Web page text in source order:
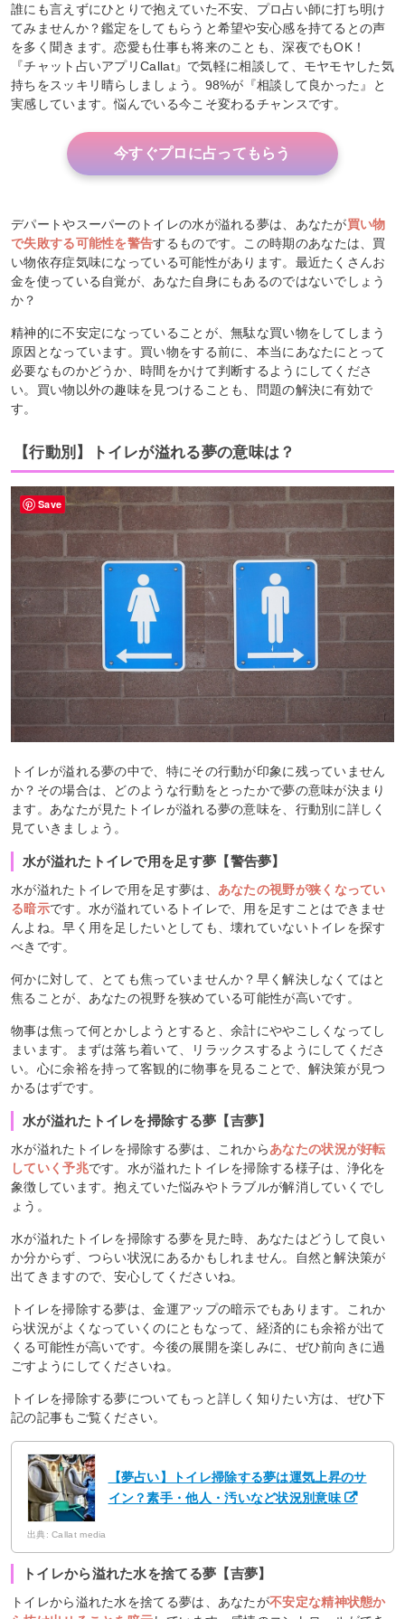
誰にも言えずにひとりで抱えていた不安、プロ占い師に打ち明け
てみませんか？鑑定をしてもらうと希望や安心感を持てるとの声
を多く聞きます。恋愛も仕事も将来のことも、深夜でもOK！
『チャット占いアプリCallat』で気軽に相談して、モヤモヤした気
持ちをスッキリ晴らしましょう。98%が『相談して良かった』と
実感しています。悩んでいる今こそ変わるチャンスです。
今すぐプロに占ってもらう
デパートやスーパーのトイレの水が溢れる夢は、あなたが買い物
で失敗する可能性を警告するものです。この時期のあなたは、買
い物依存症気味になっている可能性があります。最近たくさんお
金を使っている自覚が、あなた自身にもあるのではないでしょう
か？
精神的に不安定になっていることが、無駄な買い物をしてしまう
原因となっています。買い物をする前に、本当にあなたにとって
必要なものかどうか、時間をかけて判断するようにしてくださ
い。買い物以外の趣味を見つけることも、問題の解決に有効で
す。
【行動別】トイレが溢れる夢の意味は？
トイレが溢れる夢の中で、特にその行動が印象に残っていません
か？その場合は、どのような行動をとったかで夢の意味が決まり
ます。あなたが見たトイレが溢れる夢の意味を、行動別に詳しく
見ていきましょう。
水が溢れたトイレで用を足す夢【警告夢】
水が溢れたトイレで用を足す夢は、 あなたの視野が狭くなってい
る暗示です。水が溢れているトイレで、用を足すことはできませ
んよね。早く用を足したいとしても、壊れていないトイレを探す
べきです。
何かに対して、とても焦っていませんか？早く解決しなくてはと
焦ることが、あなたの視野を狭めている可能性が高いです。
物事は焦って何とかしようとすると、余計にややこしくなってし
まいます。まずは落ち着いて、リラックスするようにしてくださ
い。心に余裕を持って客観的に物事を見ることで、解決策が見つ
かるはずです。
水が溢れたトイレを掃除する夢【吉夢】
水が溢れたトイレを掃除する夢は、これからあなたの状況が好転
していく予兆です。水が溢れたトイレを掃除する様子は、浄化を
象徴しています。抱えていた悩みやトラブルが解消していくでし
ょう。
水が溢れたトイレを掃除する夢を見た時、あなたはどうして良い
か分からず、つらい状況にあるかもしれません。自然と解決策が
出てきますので、安心してくださいね。
トイレを掃除する夢は、金運アップの暗示でもあります。これか
ら状況がよくなっていくのにともなって、経済的にも余裕が出て
くる可能性が高いです。今後の展開を楽しみに、ぜひ前向きに過
ごすようにしてくださいね。
トイレを掃除する夢についてもっと詳しく知りたい方は、ぜひ下
記の記事もご覧ください。
【夢占い】トイレ掃除する夢は運気上昇のサ
イン？素手・他人・汚いなど状況別意味
出典: Callat media
トイレから溢れた水を捨てる夢【吉夢】
トイレから溢れた水を捨てる夢は、あなたが不安定な精神状態か
Save